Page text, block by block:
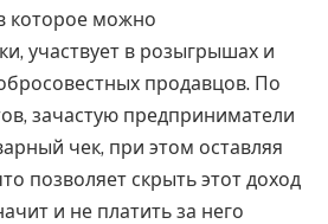
которое можно
участвует в розыгрышах и
продавцов. По
зачастую предприниматели
чек, при этом оставляя
позволяет скрыть этот доход
и не платить за него